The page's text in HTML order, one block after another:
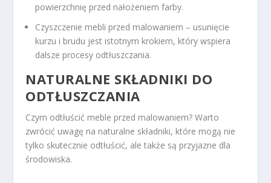
powierzchnię przed nałożeniem farby.
Czyszczenie mebli przed malowaniem – usunięcie
kurzu i brudu jest istotnym krokiem, który wspiera
dalsze procesy odtłuszczania.
NATURALNE SKŁADNIKI DO
ODTŁUSZCZANIA
Czym odtłuścić meble przed malowaniem? Warto
zwrócić uwagę na naturalne składniki, które mogą nie
tylko skutecznie odtłuścić, ale także są przyjazne dla
środowiska.